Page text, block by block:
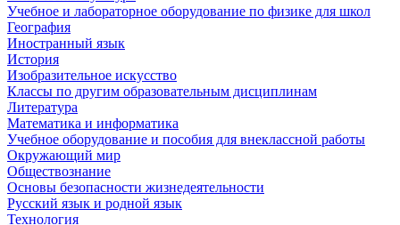
Учебное и лабораторное оборудование по физике для школ
География
Иностранный язык
История
Изобразительное искусство
Классы по другим образовательным дисциплинам
Литература
Математика и информатика
Учебное оборудование и пособия для внеклассной работы
Окружающий мир
Обществознание
Основы безопасности жизнедеятельности
Русский язык и родной язык
Технология